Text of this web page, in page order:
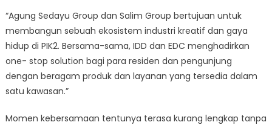
“Agung Sedayu Group dan Salim Group bertujuan untuk
membangun sebuah ekosistem industri kreatif dan gaya
hidup di PIK2. Bersama-sama, IDD dan EDC menghadirkan
one- stop solution bagi para residen dan pengunjung
dengan beragam produk dan layanan yang tersedia dalam
satu kawasan.”
Momen kebersamaan tentunya terasa kurang lengkap tanpa